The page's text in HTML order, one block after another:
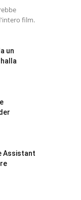
film.
un
Assistant